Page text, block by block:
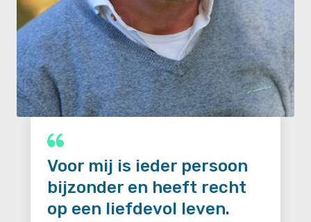
Voor mij is ieder persoon
bijzonder en heeft recht
op een liefdevol leven.